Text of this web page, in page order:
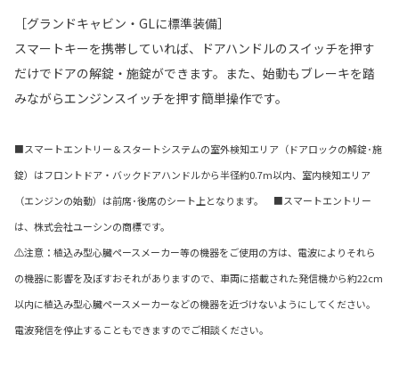
［グランドキャビン・GLに標準装備］
スマートキーを携帯していれば、ドアハンドルのスイッチを押す
だけでドアの解錠・施錠ができます。また、始動もブレーキを踏
みながらエンジンスイッチを押す簡単操作です。
■スマートエントリー＆スタートシステムの室外検知エリア（ドアロックの解錠･施
錠）はフロントドア・バックドアハンドルから半径約0.7m以内、室内検知エリア
（エンジンの始動）は前席･後席のシート上となります。 ■スマートエントリー
は、株式会社ユーシンの商標です。
⚠注意：植込み型心臓ペースメーカー等の機器をご使用の方は、電波によりそれら
の機器に影響を及ぼすおそれがありますので、車両に搭載された発信機から約22cm
以内に植込み型心臓ペースメーカーなどの機器を近づけないようにしてください。
電波発信を停止することもできますのでご相談ください。